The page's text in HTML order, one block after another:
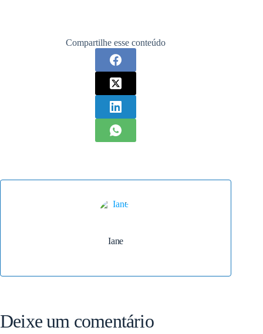
Compartilhe esse conteúdo
Iane
Deixe um comentário